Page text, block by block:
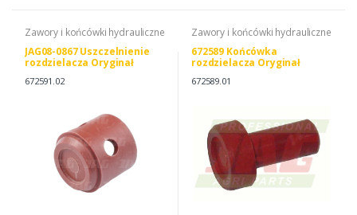
Zawory i końcówki hydrauliczne
JAG08-0867 Uszczelnienie
rozdzielacza Oryginał
672591.02
Zawory i końcówki hydrauliczne
672589 Końcówka
rozdzielacza Oryginał
672589.01